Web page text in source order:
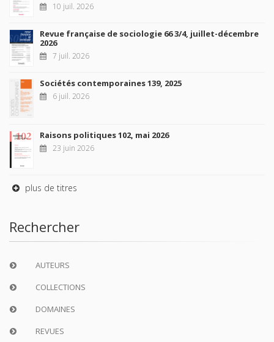
10 juil. 2026
Revue française de sociologie 66 3/4, juillet-décembre
2026
7 juil. 2026
Sociétés contemporaines 139, 2025
6 juil. 2026
Raisons politiques 102, mai 2026
23 juin 2026
plus de titres
Rechercher
AUTEURS
COLLECTIONS
DOMAINES
REVUES